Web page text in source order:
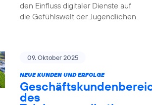
den Einfluss digitaler Dienste auf
die Gefühlswelt der Jugendlichen.
09. Oktober 2025
NEUE KUNDEN UND ERFOLGE
des